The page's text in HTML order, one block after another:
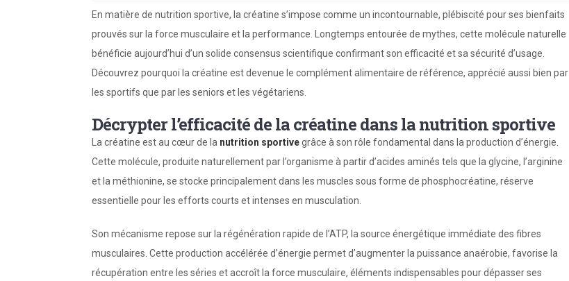
En matière de nutrition sportive, la créatine s’impose comme un incontournable, plébiscité pour ses bienfaits
prouvés sur la force musculaire et la performance. Longtemps entourée de mythes, cette molécule naturelle
bénéficie aujourd’hui d’un solide consensus scientifique confirmant son efficacité et sa sécurité d’usage.
Découvrez pourquoi la créatine est devenue le complément alimentaire de référence, apprécié aussi bien par
les sportifs que par les seniors et les végétariens.
Décrypter l’efficacité de la créatine dans la nutrition sportive
La créatine est au cœur de la nutrition sportivegrâce à son rôle fondamental dans la production d’énergie.
Cette molécule, produite naturellement par l’organisme à partir d’acides aminés tels que la glycine, l’arginine
et la méthionine, se stocke principalement dans les muscles sous forme de phosphocréatine, réserve
essentielle pour les efforts courts et intenses en musculation.
Son mécanisme repose sur la régénération rapide de l’ATP, la source énergétique immédiate des fibres
musculaires. Cette production accélérée d’énergie permet d’augmenter la puissance anaérobie, favorise la
récupération entre les séries et accroît la force musculaire, éléments indispensables pour dépasser ses